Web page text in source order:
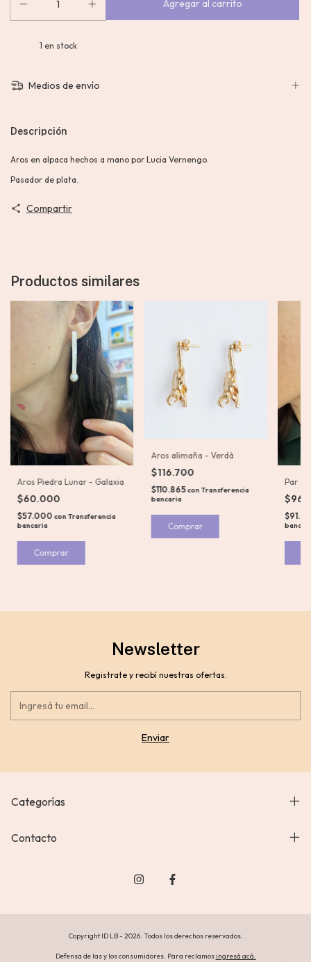
1 en stock
Medios de envío
Descripción
Aros en alpaca hechos a mano por Lucia Vernengo.
Pasador de plata.
Compartir
Productos similares
Aros Piedra Lunar - Galaxia
$60.000
$57.000 con Transferencia
bancaria
Aros alimaña - Verdá
$116.700
$110.865conTransferencia
bancaria
Par
Newsletter
Registrate y recibí nuestras ofertas.
Categorías
Contacto
Copyright ID LB - 2026. Todos los derechos reservados.
Defensa de las y los consumidores. Para reclamosingresá acá.